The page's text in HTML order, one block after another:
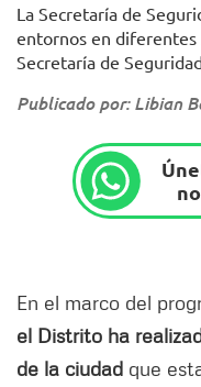
La Secretaría de
entornos en diferentes
Secretaría de
Publicado por: Libian
En el marco del
el Distrito ha
de la ciudad que